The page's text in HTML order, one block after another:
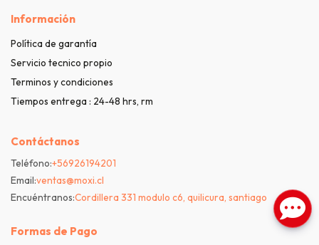
Información
Política de garantía
Servicio tecnico propio
Terminos y condiciones
Tiempos entrega : 24-48 hrs, rm
Contáctanos
Teléfono:+56926194201
Email:ventas@moxi.cl
Encuéntranos:Cordillera 331 modulo c6, quilicura, santiago
Formas de Pago